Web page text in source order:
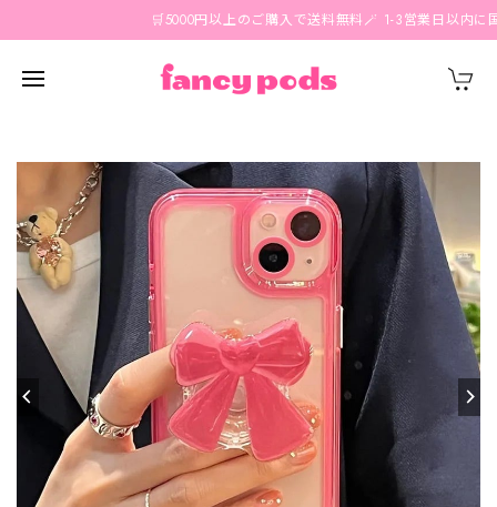
🛒5000円以上のご購入で送料無料🪄 1-3営業日以内に国